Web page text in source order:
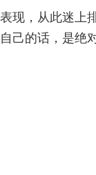
，从此迷上
己的话，是绝